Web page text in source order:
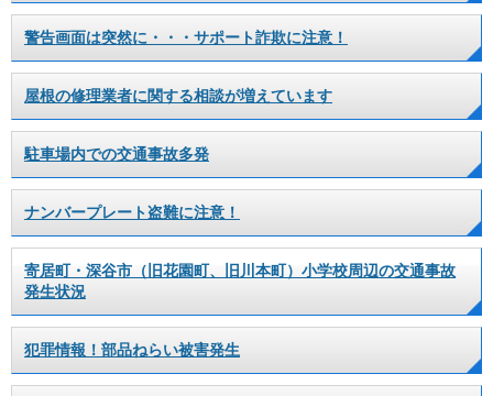
警告画面は突然に・・・サポート詐欺に注意！
屋根の修理業者に関する相談が増えています
駐車場内での交通事故多発
ナンバープレート盗難に注意！
寄居町・深谷市（旧花園町、旧川本町）小学校周辺の交通事故
発生状況
犯罪情報！部品ねらい被害発生